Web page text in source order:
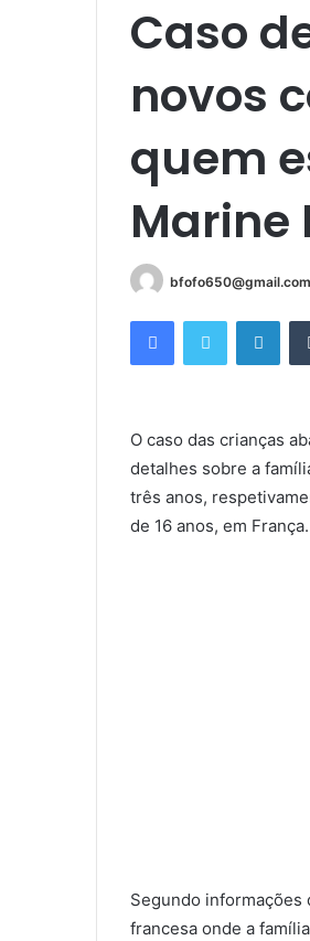
Caso
novos
quem
Marine
bfofo650@gmail.com
FacebookTwitter
O caso das crianças
detalhes sobre a
três anos,
de 16 anos, em França.
Segundo informações
francesa onde a